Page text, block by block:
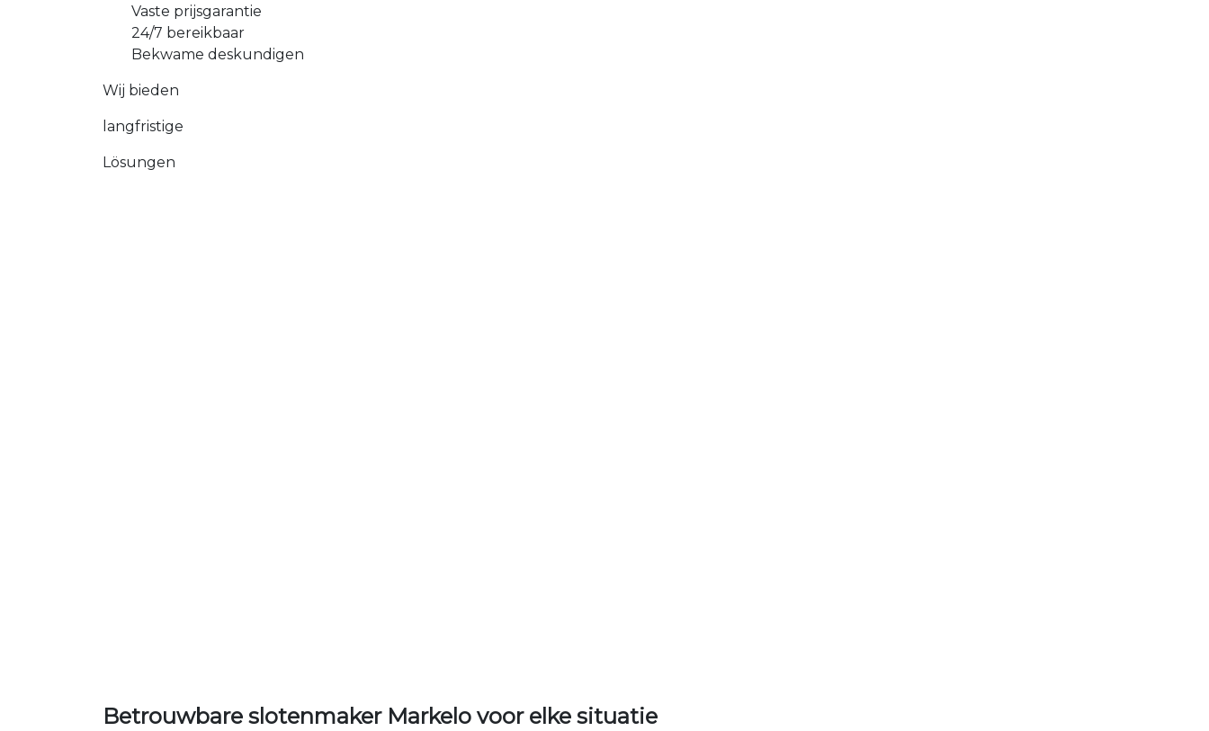
Vaste prijsgarantie
24/7 bereikbaar
Bekwame deskundigen
Wij bieden
langfristige
Lösungen
Betrouwbare slotenmaker Markelo voor elke situatie